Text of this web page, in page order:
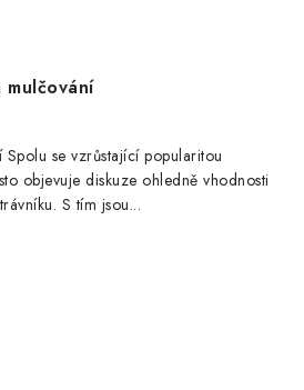
se vzrůstající popularitou
objevuje diskuze ohledně vhodnosti
S tím jsou...